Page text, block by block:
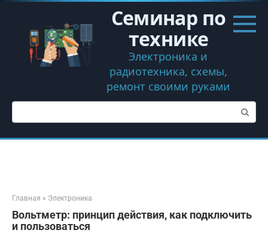
Перейти
контенту
Семинар по
технике
Электроника и
радиотехника, схемы,
ремонт своими руками
Поиск:
Главная » Электроника
Вольтметр: принцип действия, как подключить
и пользоваться